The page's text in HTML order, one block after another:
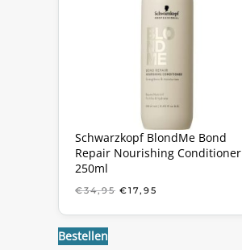
Schwarzkopf BlondMe Bond
Repair Nourishing Conditioner
250ml
€34,95 OORSPRONKELIJKE
WAS:
€17,95
IS:
Bestellen